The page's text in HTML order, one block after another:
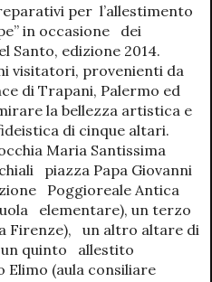
per l’allestimento
in occasione dei
Santo, edizione 2014.
visitatori, provenienti da
di Trapani, Palermo ed
la bellezza artistica e
di cinque altari.
Maria Santissima
piazza Papa Giovanni
Poggioreale Antica
elementare), un terzo
Firenze), un altro altare di
un quinto allestito
Elimo (aula consiliare